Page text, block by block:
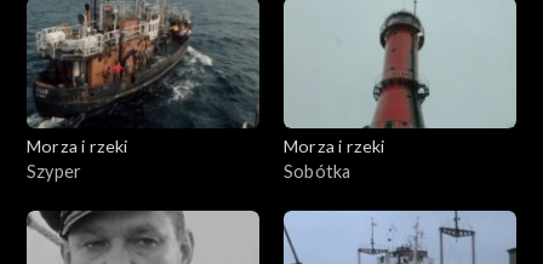
Morza i rzeki
Szyper
Morza i rzeki
Sobótka